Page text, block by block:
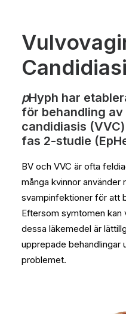
pHyph har
för behandling
candidiasis
fas 2-studie
BV och VVC är ofta
många kvinnor
svampinfektioner för att
Eftersom symtomen kan
dessa läkemedel är
upprepade behandlingar
problemet.